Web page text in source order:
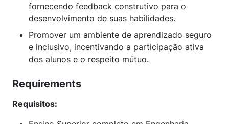
fornecendo feedback construtivo para o
desenvolvimento de suas habilidades.
Promover um ambiente de aprendizado seguro
e inclusivo, incentivando a participação ativa
dos alunos e o respeito mútuo.
Requirements
Requisitos: